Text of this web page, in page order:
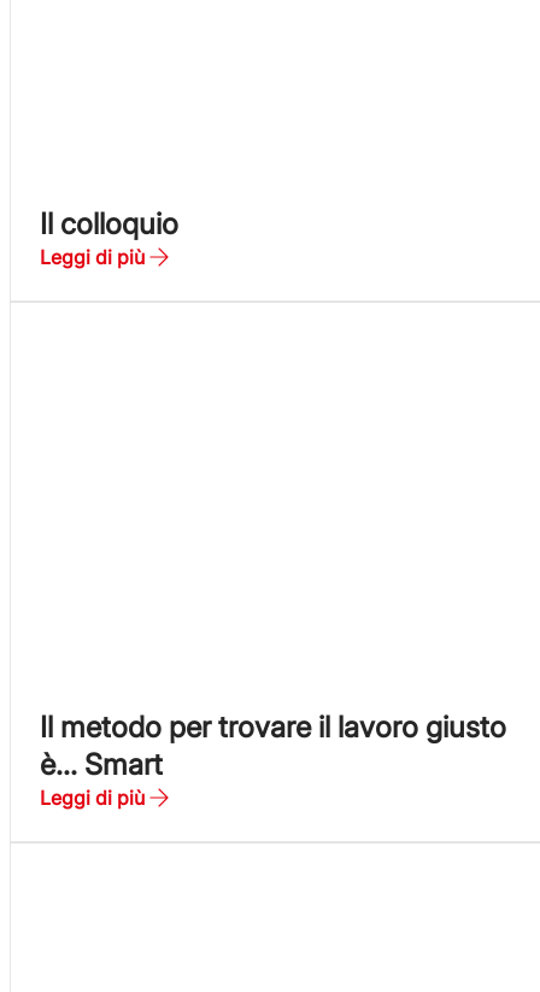
Il colloquio
Leggi di più
Il metodo per trovare il lavoro giusto
è… Smart
Leggi di più